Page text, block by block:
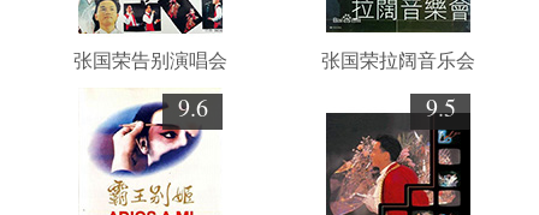
张国荣告别演唱会 张国荣拉阔音乐会
9.6 9.5